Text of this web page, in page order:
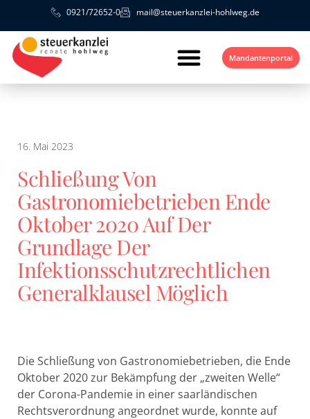
0921/72652-0 mail@steuerkanzlei-hohlweg.de
Mandantenportal
16. Mai 2023
Schließung Von
Gastronomiebetrieben Ende
Oktober 2020 Auf Der
Grundlage Der
Infektionsschutzrechtlichen
Generalklausel Möglich
Die Schließung von Gastronomiebetrieben, die Ende
Oktober 2020 zur Bekämpfung der „zweiten Welle“
der Corona-Pandemie in einer saarländischen
Rechtsverordnung angeordnet wurde, konnte auf